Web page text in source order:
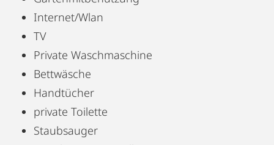
ausgewiesen. Gut erzogene Hunde und andere
Haustiere sind auf Anfrage willkommen.
Internet/Wlan
TV
Private Waschmaschine
Bettwäsche
Handtücher
private Toilette
Staubsauger